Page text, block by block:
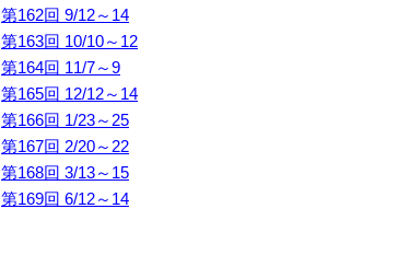
第162回 9/12～14
第163回 10/10～12
第164回 11/7～9
第165回 12/12～14
第166回 1/23～25
第167回 2/20～22
第168回 3/13～15
第169回 6/12～14